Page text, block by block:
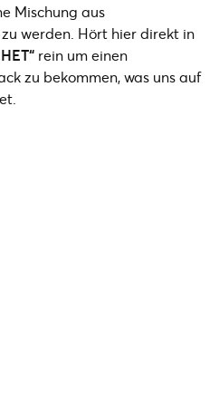
Mischung aus
werden. Hört hier direkt in
rein um einen
zu bekommen, was uns auf